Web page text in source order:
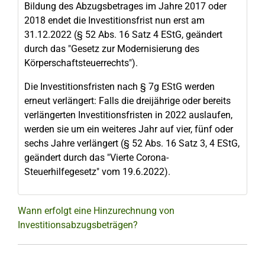
Bildung des Abzugsbetrages im Jahre 2017 oder
2018 endet die Investitionsfrist nun erst am
31.12.2022 (§ 52 Abs. 16 Satz 4 EStG, geändert
durch das "Gesetz zur Modernisierung des
Körperschaftsteuerrechts").
Die Investitionsfristen nach § 7g EStG werden
erneut verlängert: Falls die dreijährige oder bereits
verlängerten Investitionsfristen in 2022 auslaufen,
werden sie um ein weiteres Jahr auf vier, fünf oder
sechs Jahre verlängert (§ 52 Abs. 16 Satz 3, 4 EStG,
geändert durch das "Vierte Corona-
Steuerhilfegesetz" vom 19.6.2022).
Wann erfolgt eine Hinzurechnung von
Investitionsabzugsbeträgen?